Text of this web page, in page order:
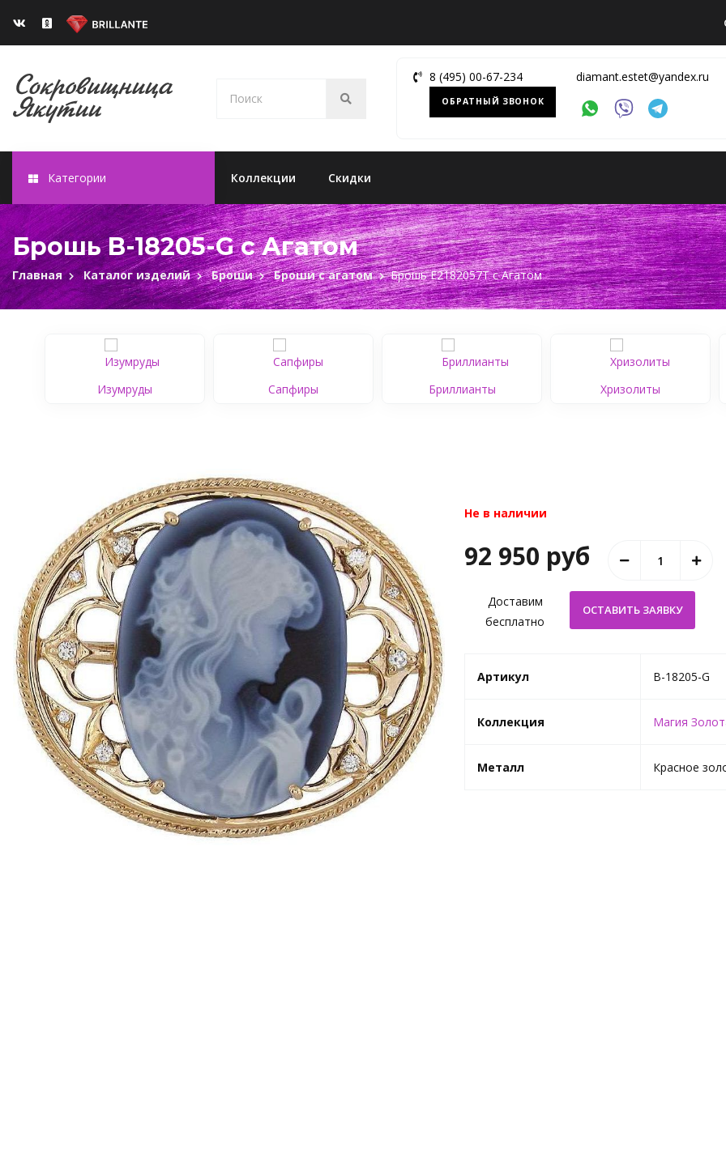
8 (495) 00-67-234
ОБРАТНЫЙ ЗВОНОК
diamant.estet@yandex.ru
Категории Коллекции Скидки
Брошь B-18205-G c Агатом
Главная Каталог изделий Броши Броши с агатом Брошь Е2182057Т c Агатом
Изумруды Сапфиры Бриллианты Хризолиты
Не в наличии
92 950 руб
Доставим
бесплатно
Артикул B-18205-G
Коллекция Магия
Металл Красное